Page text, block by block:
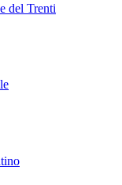
del Trenti